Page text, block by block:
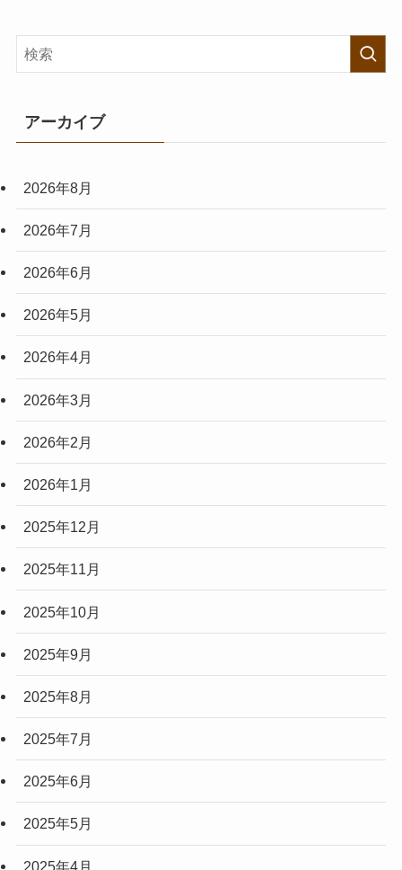
アーカイブ
2026年8月
2026年7月
2026年6月
2026年5月
2026年4月
2026年3月
2026年2月
2026年1月
2025年12月
2025年11月
2025年10月
2025年9月
2025年8月
2025年7月
2025年6月
2025年5月
2025年4月